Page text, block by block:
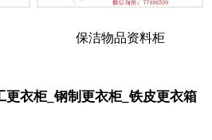
保洁物品资料柜
更衣柜_钢制更衣柜_铁皮更衣箱